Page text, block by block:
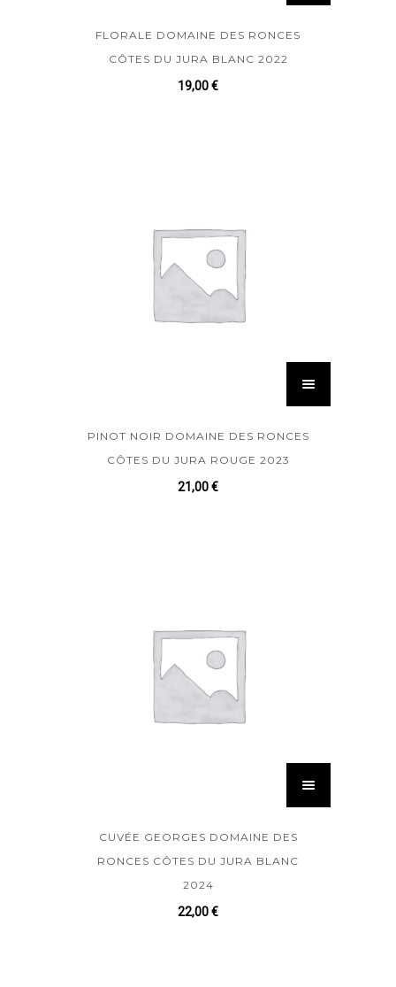
FLORALE DOMAINE DES RONCES
CÔTES DU JURA BLANC 2022
19,00€
PINOT NOIR DOMAINE DES RONCES
CÔTES DU JURA ROUGE 2023
21,00€
CUVÉE GEORGES DOMAINE DES
RONCES CÔTES DU JURA BLANC
2024
22,00€